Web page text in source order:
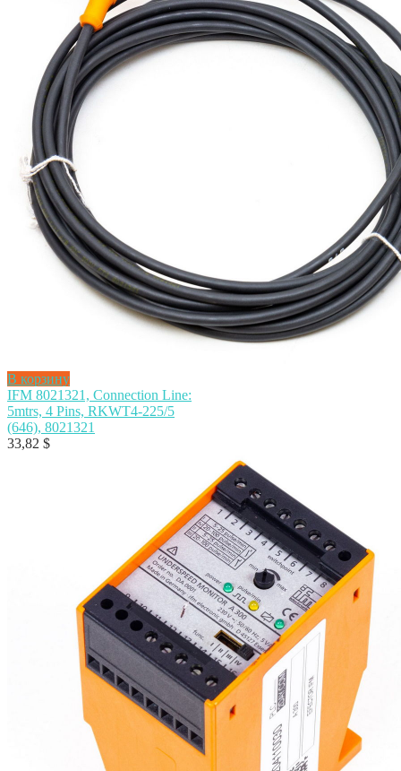
В корзину
IFM 8021321, Connection Line:
5mtrs, 4 Pins, RKWT4-225/5
(646), 8021321
33,82 $